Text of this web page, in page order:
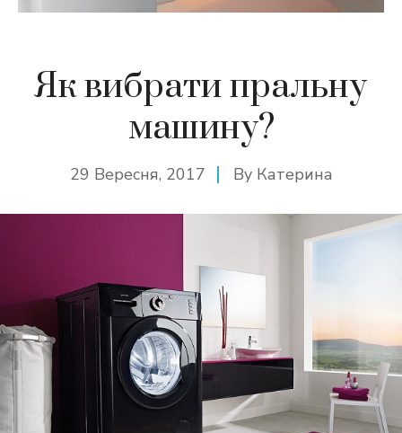
Як вибрати пральну
машину?
29 Вересня, 2017 By Катерина